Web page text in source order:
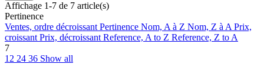
Affichage 1-7 de 7 article(s)
Pertinence
Ventes, ordre décroissantPertinence Nom, A à Z Nom, Z à APrix,
croissantPrix, décroissantReference, A to Z Reference, Z to A
7
12 24 36 Show all